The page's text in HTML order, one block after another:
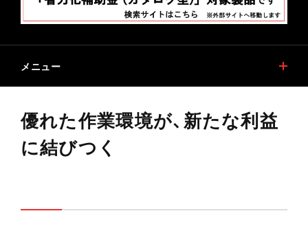
メニュー
デジタルカタログ
優れた作業環境が、新たな利益
に結びつく